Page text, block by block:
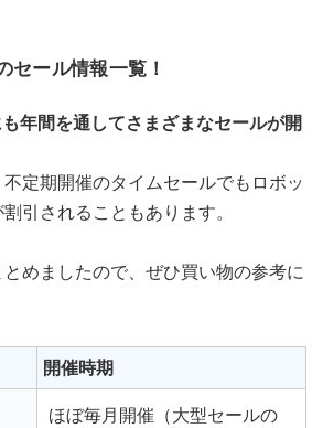
セール情報一覧！
年間を通してさまざまなセールが開
定期開催のタイムセールでもロボッ
引されることもあります。
めましたので、ぜひ買い物の参考に
開催時期
ほぼ毎月開催（大型セールの